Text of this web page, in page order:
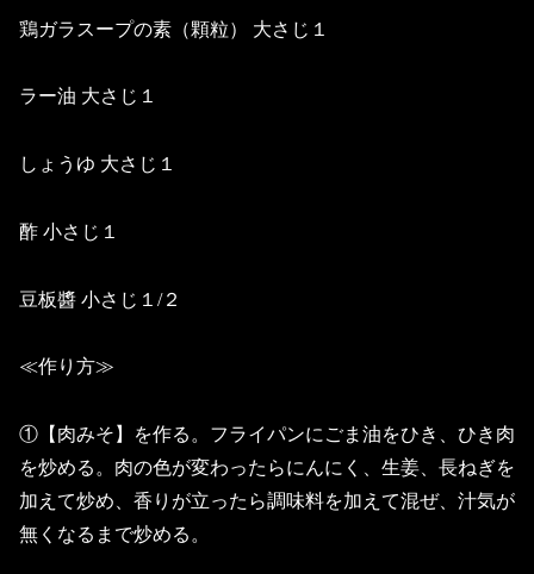
鶏ガラスープの素（顆粒） 大さじ１
ラー油 大さじ１
しょうゆ 大さじ１
酢 小さじ１
豆板醬 小さじ１/２
≪作り方≫
①【肉みそ】を作る。 フライパンにごま油をひき、ひき肉
を炒める。肉の色が変わったらにんにく、生姜、長ねぎを
加えて炒め、香りが立ったら調味料を加えて混ぜ、汁気が
無くなるまで炒める。